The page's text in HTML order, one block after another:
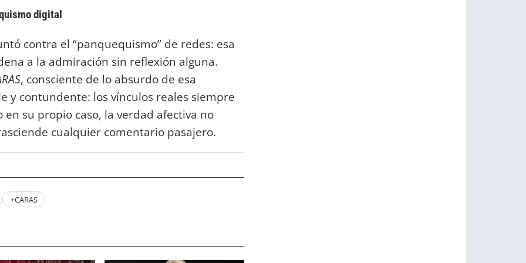
digital
contra el “panquequismo” de redes: esa
a la admiración sin reflexión alguna.
, consciente de lo absurdo de esa
y contundente: los vínculos reales siempre
su propio caso, la verdad afectiva no
cualquier comentario pasajero.
+CARAS